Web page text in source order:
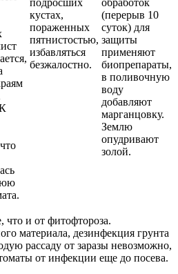
кустах,
пораженных
пятнистостью,
избавляться
безжалостно.
(перерыв 10
суток) для
защиты
применяют
биопрепараты,
в поливочную
воду
добавляют
марганцовку.
Землю
опудривают
золой.
и от фитофтороза.
материала, дезинфекция грунта
рассаду от заразы невозможно,
от инфекции еще до посева.